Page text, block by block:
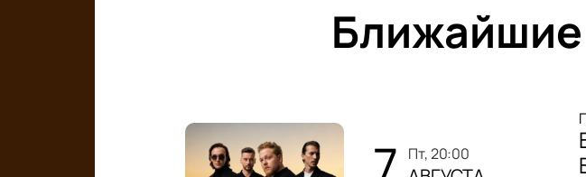
пт, 20:00